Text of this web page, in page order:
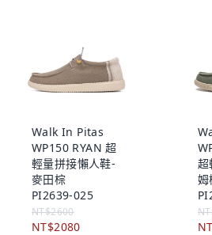
Walk In Pitas
WP150 RYAN 超
輕量拼接懶人鞋-
麥田棕
PI2639-025
NT$2600
NT$2080
超
姆